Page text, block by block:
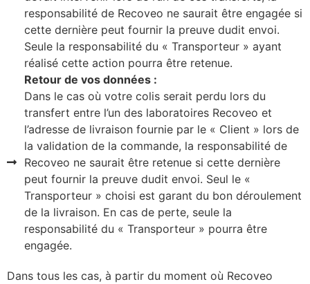
responsabilité de Recoveo ne saurait être engagée si
cette dernière peut fournir la preuve dudit envoi.
Seule la responsabilité du « Transporteur » ayant
réalisé cette action pourra être retenue.
Retour de vos données :
Dans le cas où votre colis serait perdu lors du
transfert entre l’un des laboratoires Recoveo et
l’adresse de livraison fournie par le « Client » lors de
la validation de la commande, la responsabilité de
Recoveo ne saurait être retenue si cette dernière
peut fournir la preuve dudit envoi. Seul le «
Transporteur » choisi est garant du bon déroulement
de la livraison. En cas de perte, seule la
responsabilité du « Transporteur » pourra être
engagée.
Dans tous les cas, à partir du moment où Recoveo